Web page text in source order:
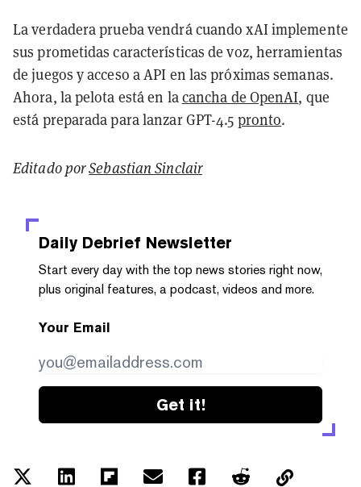
La verdadera prueba vendrá cuando xAI implemente
sus prometidas características de voz, herramientas
de juegos y acceso a API en las próximas semanas.
Ahora, la pelota está en lacancha de OpenAI, que
está preparada para lanzar GPT-4.5 pronto.
Editado porSebastian Sinclair
Daily Debrief Newsletter
Start every day with the top news stories right now,
plus original features, a podcast, videos and more.
Your Email
Get it!